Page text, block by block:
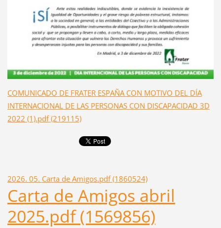
COMUNICADO DE FRATER ESPAÑA CON MOTIVO DEL DÍA
INTERNACIONAL DE LAS PERSONAS CON DISCAPACIDAD 3D
2022 (1).pdf (219115)
2026. 05. Carta de Amigos.pdf (1860524)
Carta de Amigos abril
2025.pdf (1569856)